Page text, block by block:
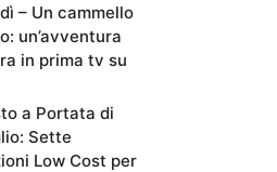
– Un cammello
un’avventura
in prima tv su
a Portata di
Sette
Low Cost per